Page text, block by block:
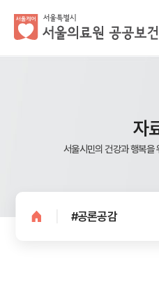
자
서울시민의 건강과 행복을
#공론공감